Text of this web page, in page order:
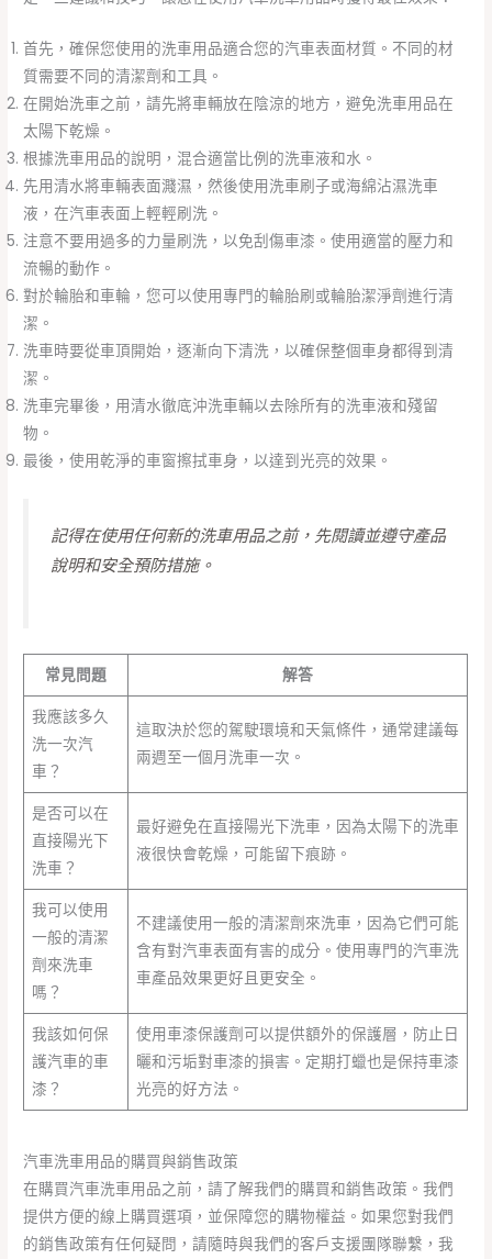
首先，確保您使用的洗車用品適合您的汽車表面材質。不同的材
質需要不同的清潔劑和工具。
在開始洗車之前，請先將車輛放在陰涼的地方，避免洗車用品在
太陽下乾燥。
根據洗車用品的說明，混合適當比例的洗車液和水。
先用清水將車輛表面濺濕，然後使用洗車刷子或海綿沾濕洗車
液，在汽車表面上輕輕刷洗。
注意不要用過多的力量刷洗，以免刮傷車漆。使用適當的壓力和
流暢的動作。
對於輪胎和車輪，您可以使用專門的輪胎刷或輪胎潔淨劑進行清
潔。
洗車時要從車頂開始，逐漸向下清洗，以確保整個車身都得到清
潔。
洗車完畢後，用清水徹底沖洗車輛以去除所有的洗車液和殘留
物。
最後，使用乾淨的車窗擦拭車身，以達到光亮的效果。
記得在使用任何新的洗車用品之前，先閱讀並遵守產品
說明和安全預防措施。
常見問題
解答
我應該多久
洗一次汽
車？
這取決於您的駕駛環境和天氣條件，通常建議每
兩週至一個月洗車一次。
是否可以在
直接陽光下
洗車？
最好避免在直接陽光下洗車，因為太陽下的洗車
液很快會乾燥，可能留下痕跡。
我可以使用
一般的清潔
劑來洗車
嗎？
不建議使用一般的清潔劑來洗車，因為它們可能
含有對汽車表面有害的成分。使用專門的汽車洗
車產品效果更好且更安全。
我該如何保
護汽車的車
漆？
使用車漆保護劑可以提供額外的保護層，防止日
曬和污垢對車漆的損害。定期打蠟也是保持車漆
光亮的好方法。
汽車洗車用品的購買與銷售政策
在購買汽車洗車用品之前，請了解我們的購買和銷售政策。我們
提供方便的線上購買選項，並保障您的購物權益。如果您對我們
的銷售政策有任何疑問，請隨時與我們的客戶支援團隊聯繫，我